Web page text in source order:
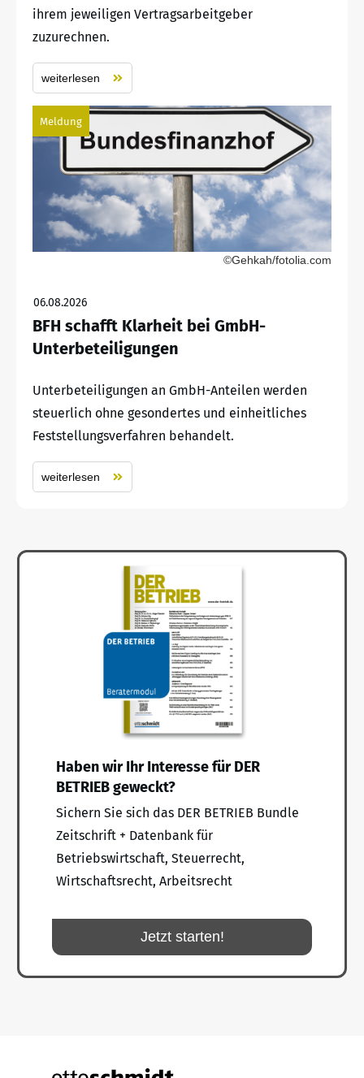
ihrem jeweiligen Vertragsarbeitgeber
zuzurechnen.
weiterlesen
Meldung
©Gehkah/fotolia.com
06.08.2026
BFH schafft Klarheit bei GmbH-
Unterbeteiligungen
Unterbeteiligungen an GmbH-Anteilen werden
steuerlich ohne gesondertes und einheitliches
Feststellungsverfahren behandelt.
weiterlesen
Haben wir Ihr Interesse für DER
BETRIEB geweckt?
Sichern Sie sich das DER BETRIEB Bundle
Zeitschrift + Datenbank für
Betriebswirtschaft, Steuerrecht,
Wirtschaftsrecht, Arbeitsrecht
Jetzt starten!